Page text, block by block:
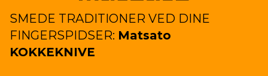
SMEDE TRADITIONER VED DINE
FINGERSPIDSER: Matsato
KOKKEKNIVE